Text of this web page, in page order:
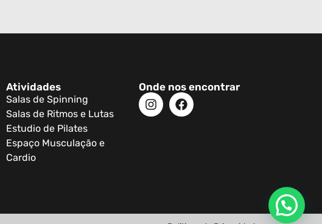
Atividades
Salas de Spinning
Salas de Ritmos e Lutas
Estudio de Pilates
Espaço Musculação e
Cardio
Onde nos encontrar